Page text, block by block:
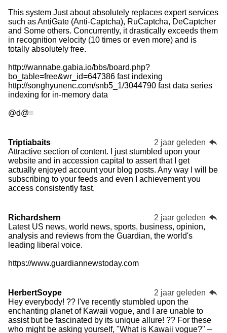
This system Just about absolutely replaces expert services
such as AntiGate (Anti-Captcha), RuCaptcha, DeCaptcher
and Some others. Concurrently, it drastically exceeds them
in recognition velocity (10 times or even more) and is
totally absolutely free.
http://wannabe.gabia.io/bbs/board.php?
bo_table=free&wr_id=647386 fast indexing
http://songhyunenc.com/snb5_1/3044790 fast data series
indexing for in-memory data
@d@=
Triptiabaits
2 jaar geleden
Attractive section of content. I just stumbled upon your
website and in accession capital to assert that I get
actually enjoyed account your blog posts. Any way I will be
subscribing to your feeds and even I achievement you
access consistently fast.
Richardshern
2 jaar geleden
Latest US news, world news, sports, business, opinion,
analysis and reviews from the Guardian, the world's
leading liberal voice.
https://www.guardiannewstoday.com
HerbertSoype
2 jaar geleden
Hey everybody! ?? I've recently stumbled upon the
enchanting planet of Kawaii vogue, and I are unable to
assist but be fascinated by its unique allure! ?? For these
who might be asking yourself, "What is Kawaii vogue?" –